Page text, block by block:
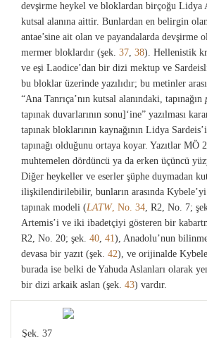
devşirme heykel ve bloklardan birçoğu Lidya
kutsal alanına aittir. Bunlardan en belirgin
antae’sine ait olan ve payandalarda devşirme
mermer bloklardır (şek. 37, 38). Hellenistik
ve eşi Laodice’dan bir dizi mektup ve
bu bloklar üzerinde yazılıdır; bu metinler
“Ana Tanrıça’nın kutsal alanındaki, tapınağın
tapınak duvarlarının sonu]‘ine” yazılması
tapınak bloklarının kaynağının Lidya
tapınağı olduğunu ortaya koyar. Yazıtlar MÖ
muhtemelen dördüncü ya da erken üçüncü
Diğer heykeller ve eserler şüphe duymadan
ilişkilendirilebilir, bunların arasında
tapınak modeli (LATW, No. 34, R2, No. 7;
Artemis’i ve iki ibadetçiyi gösteren bir
R2, No. 20; şek. 40, 41), Anadolu’nun
devasa bir yazıt (şek. 42), ve orijinalde
burada ise belki de Yahuda Aslanları olarak
bir dizi arkaik aslan (şek. 43) vardır.
Şek. 37